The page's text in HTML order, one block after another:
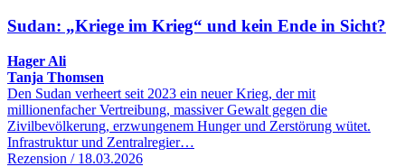
Sudan: „Kriege im Krieg“ und kein Ende in Sicht?
Hager Ali
Tanja Thomsen
Den Sudan verheert seit 2023 ein neuer Krieg, der mit
millionenfacher Vertreibung, massiver Gewalt gegen die
Zivilbevölkerung, erzwungenem Hunger und Zerstörung wütet.
Infrastruktur und Zentralregier…
Rezension / 18.03.2026